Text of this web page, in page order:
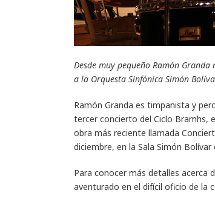
Desde muy pequeño Ramón
a la Orquesta Sinfónica Simón
Ramón Granda es timpanista y
tercer concierto del Ciclo Bramhs,
obra más reciente llamada
diciembre, en la Sala Simón
Para conocer más detalles acerca
aventurado en el difícil oficio de la